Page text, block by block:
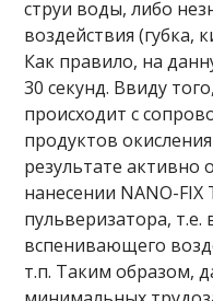
струи воды, либо
воздействия (губка,
Как правило, на
30 секунд. Ввиду
происходит с
продуктов
результате активно
нанесении NANO-
пульверизатора, т.е.
вспенивающего
т.п. Таким образом,